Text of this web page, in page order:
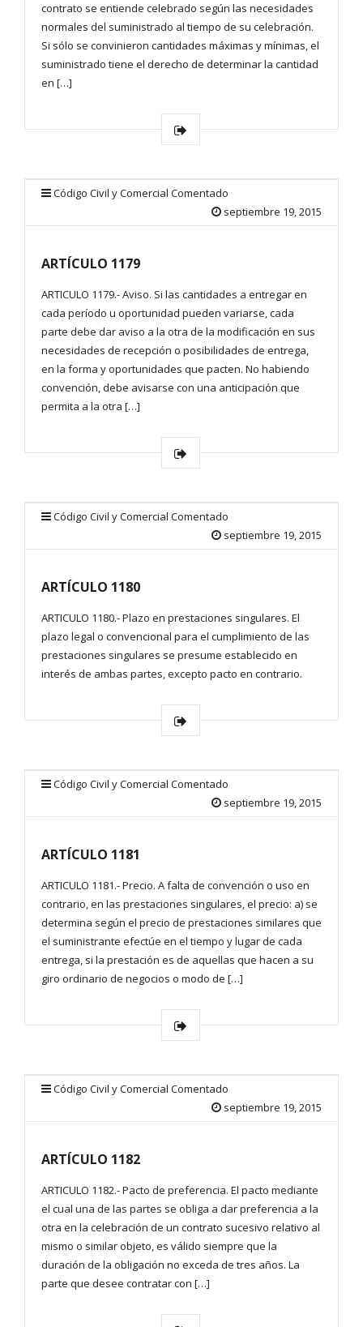
contrato se entiende celebrado según las necesidades
normales del suministrado al tiempo de su celebración.
Si sólo se convinieron cantidades máximas y mínimas, el
suministrado tiene el derecho de determinar la cantidad
en […]
Código Civil y Comercial Comentado
septiembre 19, 2015
ARTÍCULO 1179
ARTICULO 1179.- Aviso. Si las cantidades a entregar en
cada período u oportunidad pueden variarse, cada
parte debe dar aviso a la otra de la modificación en sus
necesidades de recepción o posibilidades de entrega,
en la forma y oportunidades que pacten. No habiendo
convención, debe avisarse con una anticipación que
permita a la otra […]
Código Civil y Comercial Comentado
septiembre 19, 2015
ARTÍCULO 1180
ARTICULO 1180.- Plazo en prestaciones singulares. El
plazo legal o convencional para el cumplimiento de las
prestaciones singulares se presume establecido en
interés de ambas partes, excepto pacto en contrario.
Código Civil y Comercial Comentado
septiembre 19, 2015
ARTÍCULO 1181
ARTICULO 1181.- Precio. A falta de convención o uso en
contrario, en las prestaciones singulares, el precio: a) se
determina según el precio de prestaciones similares que
el suministrante efectúe en el tiempo y lugar de cada
entrega, si la prestación es de aquellas que hacen a su
giro ordinario de negocios o modo de […]
Código Civil y Comercial Comentado
septiembre 19, 2015
ARTÍCULO 1182
ARTICULO 1182.- Pacto de preferencia. El pacto mediante
el cual una de las partes se obliga a dar preferencia a la
otra en la celebración de un contrato sucesivo relativo al
mismo o similar objeto, es válido siempre que la
duración de la obligación no exceda de tres años. La
parte que desee contratar con […]